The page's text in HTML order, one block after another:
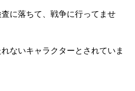
に落ちて、戦争に行ってませ
ないキャラクターとされていま